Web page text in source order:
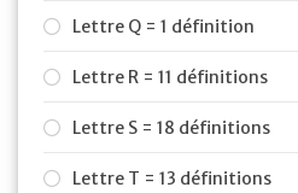
Lettre Q = 1 définition
Lettre R = 11 définitions
Lettre S = 18 définitions
Lettre T = 13 définitions